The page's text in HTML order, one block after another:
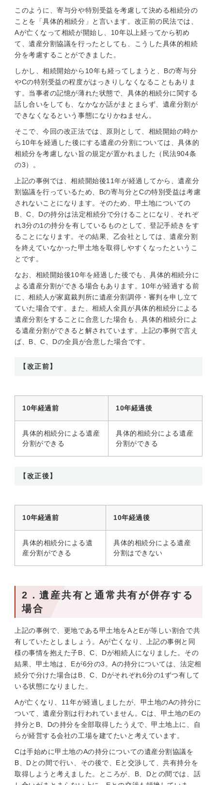
このように、寄与分や特別受益を考慮して決める相続分の
ことを「具体的相続分」と言います。改正前の民法では、
Aが亡くなって相続が開始し、10年以上経ってから初め
て、遺産分割協議を行ったとしても、こうした具体的相続
分を考慮することができました。
しかし、相続開始から10年も経ってしまうと、Bの寄与分
やCの特別受益の程度がはっきりしなくなることもありま
す。当事者の記憶が薄れた状態で、具体的相続分に関する
話し合いをしても、なかなか話がまとまらず、遺産分割が
できなくなるという事態になりかねません。
そこで、今回の改正法では、原則として、相続開始の時か
ら10年を経過した後にする遺産の分割については、具体的
相続分を考慮しない旨の規定が置かれました（民法904条
の3）。
上記の事例では、相続開始後11年が経過してから、遺産分
割協議を行っているため、Bの寄与分とCの特別受益は考慮
されないことになります。そのため、甲土地についての
B、C、Dの持分は法定相続分で分けることになり、それぞ
れ3分の1の持分を有しているものとして、登記手続きをす
ることになります。その結果、乙会社としては、遺産分割
を終えていなかった甲土地を取得しやすくなったというこ
とです。
なお、相続開始後10年を経過した後でも、具体的相続分に
よる遺産分割ができる場合もあります。10年が経過する前
に、相続人が家庭裁判所に遺産分割調停・審判を申し立て
ていた場合です。また、相続人全員が具体的相続分による
遺産分割をすることに合意した場合も、具体的相続分によ
る遺産分割ができると解されています。上記の事例で言え
ば、B、C、Dの全員が合意した場合です。
【改正前】
10年経過前 10年経過後
具体的相続分による遺産
分割ができる
具体的相続分による遺産
分割ができる
【改正後】
10年経過前 10年経過後
具体的相続分による遺
産分割ができる
具体的相続分による遺産
分割はできない
2．遺産共有と通常共有が併存する
場合
上記の事例で、更地である甲土地をAとEが等しい割合で共
有していたとしましょう。Aが亡くなり、上記の事例と同
様の事情を抱えた子B、C、Dが相続人になりました。その
結果、甲土地は、Eが6分の3。Aの持分については、法定相
続分で分けた場合はB、C、Dがそれぞれ6分の1ずつ有して
いる状態になりました。
Aが亡くなり、11年が経過しましたが、甲土地のAの持分に
ついて、遺産分割は行われていません。Cは、甲土地のEの
持分とB、Dの持分を全部取得したうえで、甲土地上に、自
らが経営する会社の工場を建てたいと考えています。
Cは手始めに甲土地のAの持分についての遺産分割協議を
B、Dとの間で行い、その後で、Eと交渉して、共有持分を
取得しようと考えました。ところが、B、Dとの間では、話